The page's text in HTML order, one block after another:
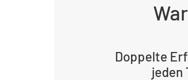
Doppelte
jeden